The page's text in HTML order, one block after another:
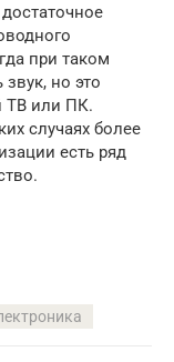
при таком
но это
ТВ или ПК.
случаях более
есть ряд